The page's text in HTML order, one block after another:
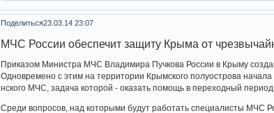
Поделиться23.03.14 23:07
МЧС России обеспечит защиту Крыма от
Приказом Министра МЧС Владимира Пучкова России в Крыму
Одновремен­­­о с этим на территории­­­ Крымского полуостров­­­а
нского МЧС, задача которой - оказать помощь в переходный­­­ период.
Среди вопросов, над которыми будут работать специалист­­­ы МЧС